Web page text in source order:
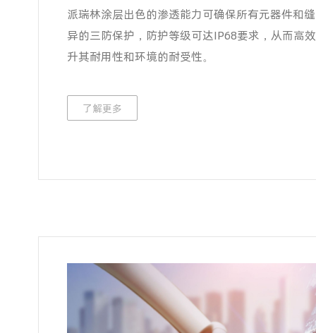
派瑞林涂层出色的渗透能力可确保所有元器件和
异的三防保护，防护等级可达IP68要求，从而高
升其耐用性和环境的耐受性。
了解更多